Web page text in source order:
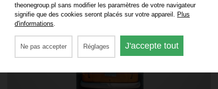
theonegroup.pl sans modifier les paramètres de votre navigateur
signifie que des cookies seront placés sur votre appareil. Plus
d'informations
Ne pas accepter Réglages J'accepte tout